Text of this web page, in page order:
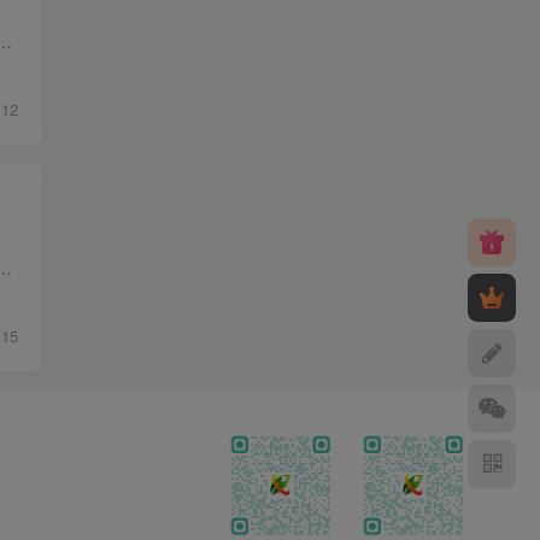
系统上一款非常经典的老牌压缩软件，一生相随博客今天所分享的是2024年目前最新...
12
系统上一款非常经典的老牌压缩软件，一生相随博客今天所分享的是经过汉化破解去...
15